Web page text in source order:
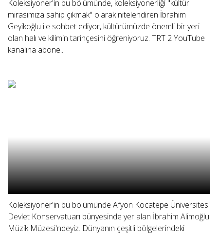
Koleksiyoner'in bu bölümünde, koleksiyonerliği "kültür
mirasımıza sahip çıkmak" olarak nitelendiren İbrahim
Geyikoğlu ile sohbet ediyor, kültürümüzde önemli bir yeri
olan halı ve kilimin tarihçesini öğreniyoruz. TRT 2 YouTube
kanalına abone...
Koleksiyoner'in bu bölümünde Afyon Kocatepe Üniversitesi
Devlet Konservatuarı bünyesinde yer alan İbrahim Alimoğlu
Müzik Müzesi'ndeyiz. Dünyanın çeşitli bölgelerindeki